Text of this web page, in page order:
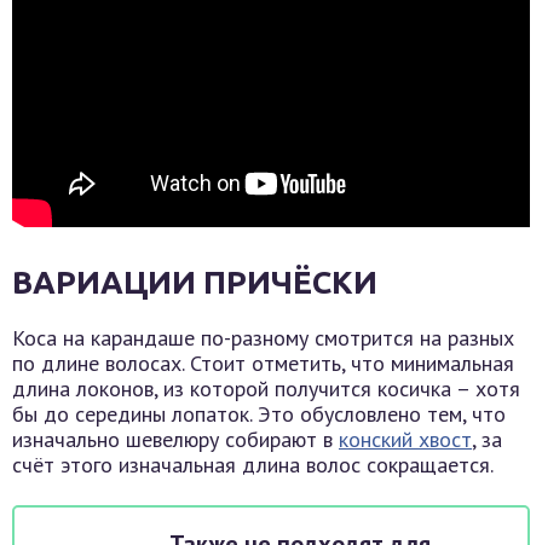
ВАРИАЦИИ ПРИЧЁСКИ
Коса на карандаше по-разному смотрится на разных
по длине волосах. Стоит отметить, что минимальная
длина локонов, из которой получится косичка – хотя
бы до середины лопаток. Это обусловлено тем, что
изначально шевелюру собирают в конский хвост, за
счёт этого изначальная длина волос сокращается.